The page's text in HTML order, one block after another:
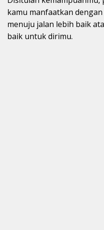
kamu manfaatkan
menuju jalan lebih baik
baik untuk dirimu.